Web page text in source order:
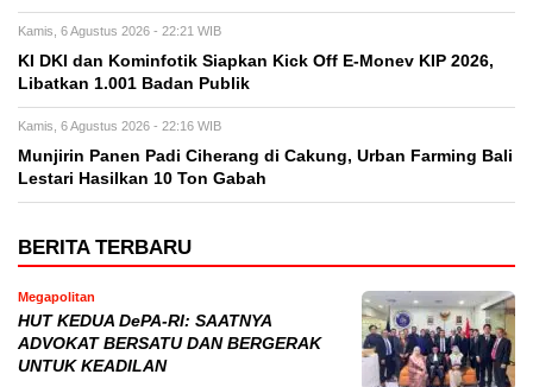
Kamis, 6 Agustus 2026 - 22:21 WIB
KI DKI dan Kominfotik Siapkan Kick Off E-Monev KIP 2026,
Libatkan 1.001 Badan Publik
Kamis, 6 Agustus 2026 - 22:16 WIB
Munjirin Panen Padi Ciherang di Cakung, Urban Farming Bali
Lestari Hasilkan 10 Ton Gabah
BERITA TERBARU
Megapolitan
HUT KEDUA DePA-RI: SAATNYA
ADVOKAT BERSATU DAN BERGERAK
UNTUK KEADILAN